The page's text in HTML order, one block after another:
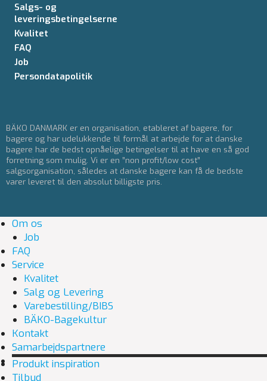
Salgs- og
leveringsbetingelserne
Kvalitet
FAQ
Job
Persondatapolitik
BÄKO DANMARK er en organisation, etableret af bagere, for
bagere og har udelukkende til formål at arbejde for at danske
bagere har de bedst opnåelige betingelser til at have en så god
forretning som mulig. Vi er en ”non profit/low cost”
salgsorganisation, således at danske bagere kan få de bedste
varer leveret til den absolut billigste pris.
Om os
Job
FAQ
Service
Kvalitet
Salg og Levering
Varebestilling/BIBS
BÄKO-Bagekultur
Kontakt
Samarbejdspartnere
Produkt inspiration
Tilbud